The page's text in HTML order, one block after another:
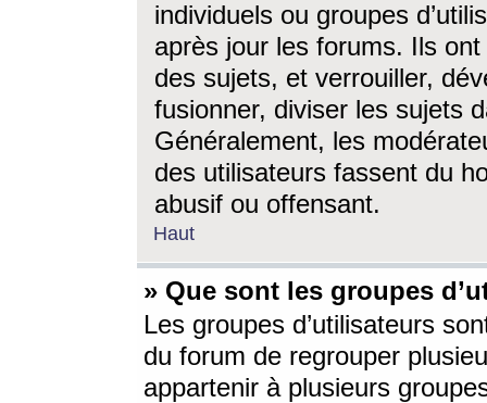
individuels ou groupes
après jour les forums. Ils ont
des sujets, et verrouiller,
fusionner, diviser les sujets
Généralement, les
des utilisateurs fassent du
abusif ou offensant.
Haut
» Que sont les groupes
Les groupes d’utilisateurs
du forum de regrouper
appartenir à plusieurs